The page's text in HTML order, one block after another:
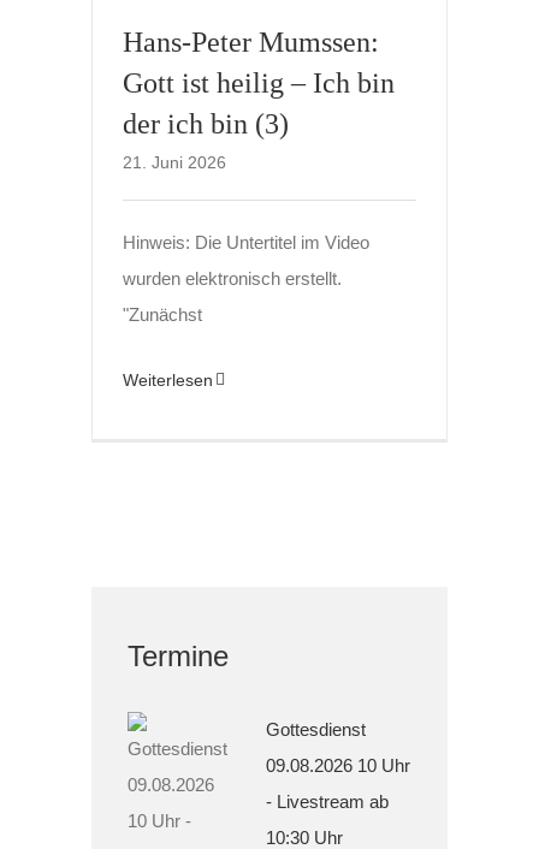
Hans-Peter Mumssen:
Gott ist heilig – Ich bin
der ich bin (3)
21. Juni 2026
Hinweis: Die Untertitel im Video
wurden elektronisch erstellt.
"Zunächst
Weiterlesen
Termine
Gottesdienst
09.08.2026 10 Uhr
- Livestream ab
10:30 Uhr